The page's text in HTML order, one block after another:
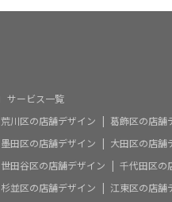
サービス一覧
荒川区の店舗デザイン
葛飾区の店舗
墨田区の店舗デザイン
大田区の店舗
世田谷区の店舗デザイン
千代田区の
杉並区の店舗デザイン
江東区の店舗